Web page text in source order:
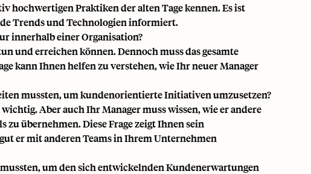
hochwertigen Praktiken der alten Tage kennen. Es ist
Trends und Technologien informiert.
innerhalb einer Organisation?
und erreichen können. Dennoch muss das gesamte
kann Ihnen helfen zu verstehen, wie Ihr neuer Manager
mussten, um kundenorientierte Initiativen umzusetzen?
Aber auch Ihr Manager muss wissen, wie er andere
übernehmen. Diese Frage zeigt Ihnen sein
er mit anderen Teams in Ihrem Unternehmen
um den sich entwickelnden Kundenerwartungen